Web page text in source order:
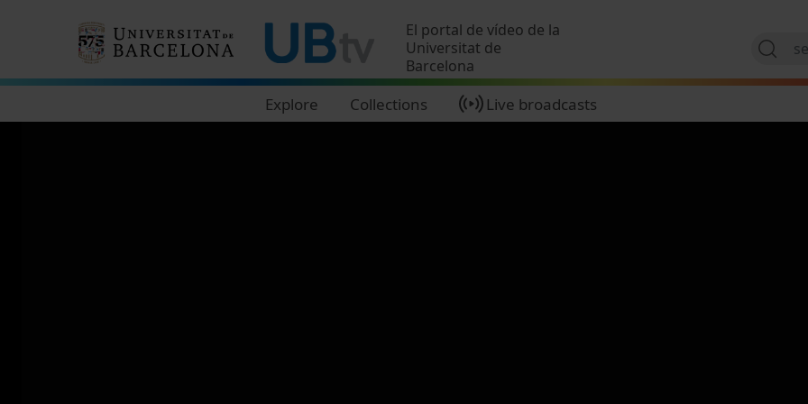
El portal de vídeo de la
Universitat de
Barcelona
Explore Collections Live broadcasts